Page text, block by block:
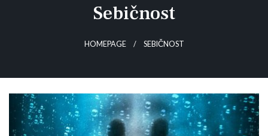
Sebičnost
HOMEPAGE SEBIČNOST